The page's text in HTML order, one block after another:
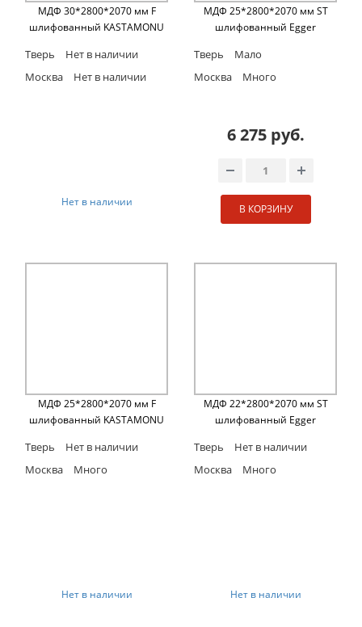
МДФ 30*2800*2070 мм F
шлифованный KASTAMONU
Тверь
Нет в наличии
Москва
Нет в наличии
Нет в наличии
МДФ 25*2800*2070 мм ST
шлифованный Egger
Тверь
Мало
Москва
Много
6 275 руб.
В КОРЗИНУ
МДФ 25*2800*2070 мм F
шлифованный KASTAMONU
Тверь
Нет в наличии
Москва
Много
Нет в наличии
МДФ 22*2800*2070 мм ST
шлифованный Egger
Тверь
Нет в наличии
Москва
Много
Нет в наличии